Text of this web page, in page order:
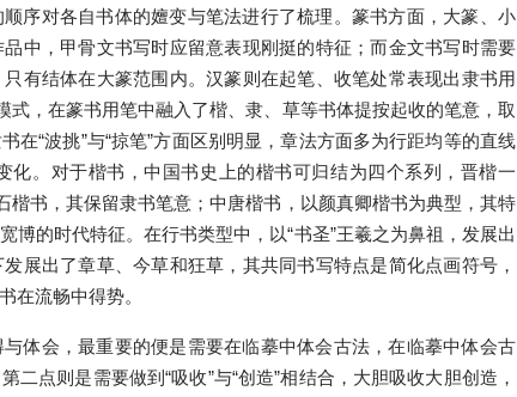
序对各自书体的嬗变与笔法进行了梳理。篆书方面，大篆、小
中，甲骨文书写时应留意表现刚挺的特征；而金文书写时需要
有结体在大篆范围内。汉篆则在起笔、收笔处常表现出隶书用
式，在篆书用笔中融入了楷、隶、草等书体提按起收的笔意，取
在“波挑”与“掠笔”方面区别明显，章法方面多为行距均等的直线
。对于楷书，中国书史上的楷书可归结为四个系列，晋楷一
楷书，其保留隶书笔意；中唐楷书，以颜真卿楷书为典型，其特
博的时代特征。在行书类型中，以“书圣”王羲之为鼻祖，发展出
展出了章草、今草和狂草，其共同书写特点是简化点画符号，
在流畅中得势。
体会，最重要的便是需要在临摹中体会古法，在临摹中体会古
点则是需要做到“吸收”与“创造”相结合，大胆吸收大胆创造，